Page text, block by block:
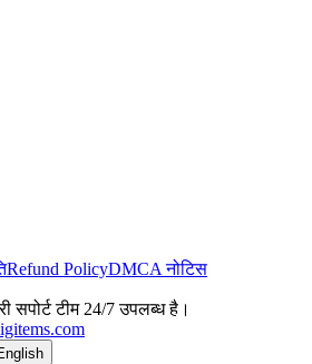
Refund PolicyDMCA नोटिस
सपोर्ट टीम 24/7 उपलब्ध है।